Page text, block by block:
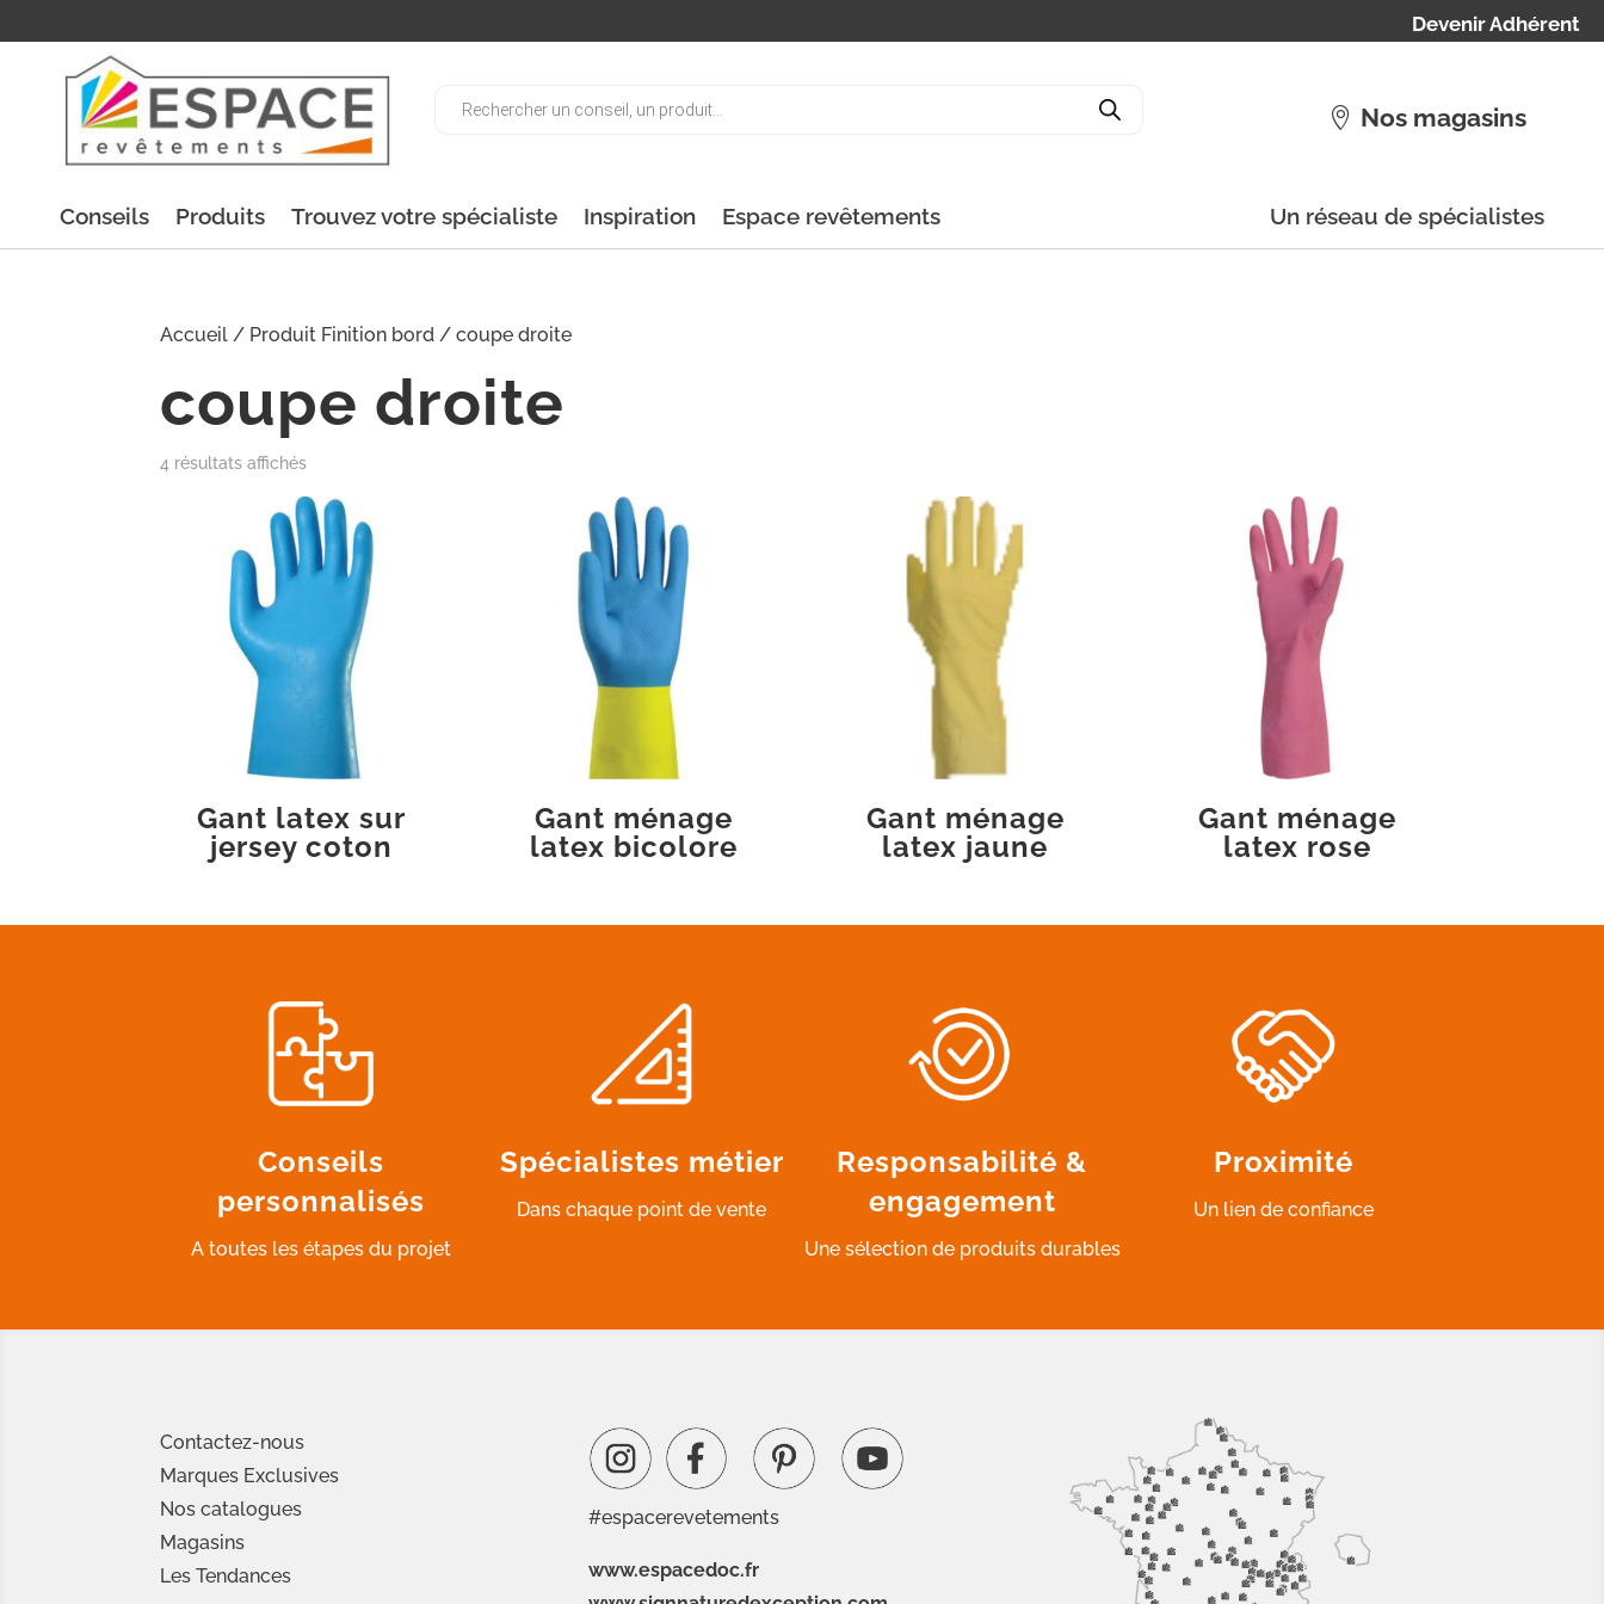
Devenir Adhérent
Nos magasins
Conseils Produits Trouvez votre spécialiste Inspiration Espace revêtements Un réseau de spécialistes
Accueil / Produit Finition bord / coupe droite
coupe droite
4 résultats affichés
Gant latex sur
jersey coton
Gant ménage
latex bicolore
Gant ménage
latex jaune
Gant ménage
latex rose
Conseils
personnalisés
A toutes les étapes du projet
Spécialistes métier
Dans chaque point de vente
Responsabilité &
engagement
Une sélection de produits durables
Proximité
Un lien de confiance
Contactez-nous
Marques Exclusives
Nos catalogues
Magasins
Les Tendances
#espacerevetements
www.espacedoc.fr